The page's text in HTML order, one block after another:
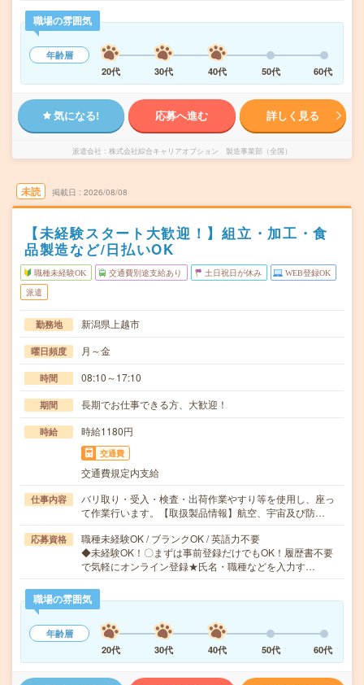
職場の雰囲気
年齢層
20代
30代 40代 50代 60代
気になる! 応募へ進む 詳しく見る
派遣会社 株式会社綜合キャリアオプション 製造事業部（全国）
未読 掲載日 2026/08/08
【未経験スタート大歓迎！】組立・加工・食
品製造など/日払いOK
職種未経験OK 交通費別途支給あり 土日祝日が休み WEB登録OK
派遣
勤務地 新潟県上越市
曜日頻度 月～金
時間 08:10～17:10
期間 長期でお仕事できる方、大歓迎！
時給 時給1180円
交通費
交通費規定内支給
仕事内容
バリ取り・受入・検査・出荷作業やすり等を使用し、座っ
て作業行います。【取扱製品情報】航空、宇宙及び防…
応募資格
職種未経験OK / ブランクOK / 英語力不要
◆未経験OK！〇まずは事前登録だけでもOK！履歴書不要
で気軽にオンライン登録★氏名・職種などを入力す…
職場の雰囲気
年齢層
20代
30代 40代 50代 60代